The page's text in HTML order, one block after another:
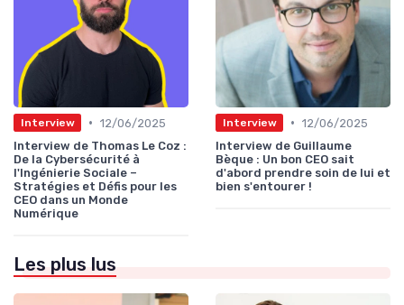
Interview • 12/06/2025
Interview de Thomas Le Coz :
De la Cybersécurité à
l'Ingénierie Sociale –
Stratégies et Défis pour les
CEO dans un Monde
Numérique
Interview • 12/06/2025
Interview de Guillaume
Bèque : Un bon CEO sait
d'abord prendre soin de lui et
bien s'entourer !
Les plus lus